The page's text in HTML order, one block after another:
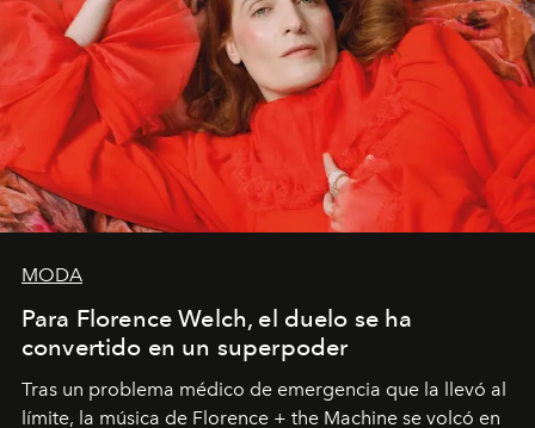
MODA
Para Florence Welch, el duelo se ha
convertido en un superpoder
Tras un problema médico de emergencia que la llevó al
límite, la música de Florence + the Machine se volcó en